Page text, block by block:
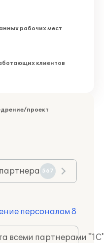
рабочих мест
клиентов
проект
567
персоналом 8
всеми партнерами